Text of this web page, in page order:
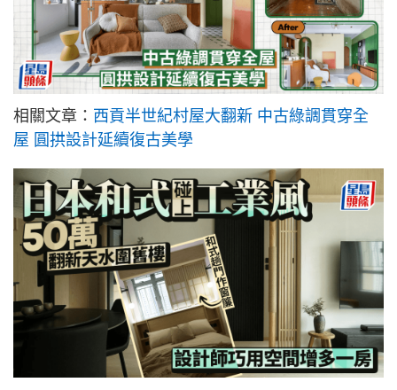
相關文章： 西貢半世紀村屋大翻新 中古綠調貫穿全
屋 圓拱設計延續復古美學